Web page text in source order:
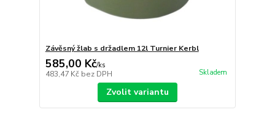
Závěsný žlab s držadlem 12l Turnier Kerbl
585,00 Kč/ks
483,47 Kč bez DPH Skladem
Zvolit variantu